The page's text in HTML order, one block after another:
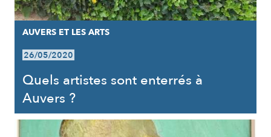
AUVERS ET LES ARTS
26/05/2020
Quels artistes sont enterrés à
Auvers ?